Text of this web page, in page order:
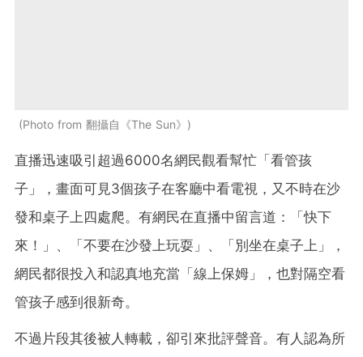
Photo from 翻攝自《The Sun》
直播迅速吸引超過6000名網民觀看幫忙「看管孩
子」，畫面可見3個孩子在客廳中看電視，又不時在沙
發和桌子上四處爬。有網民在直播中留言道：「快下
來！」、「不要在沙發上玩耍」、「別坐在桌子上」，
網民都很投入和認真地充當「線上保姆」，也對隔空看
管孩子感到很新奇。
不過片段其後被人轉載，卻引來批評聲音。有人認為所